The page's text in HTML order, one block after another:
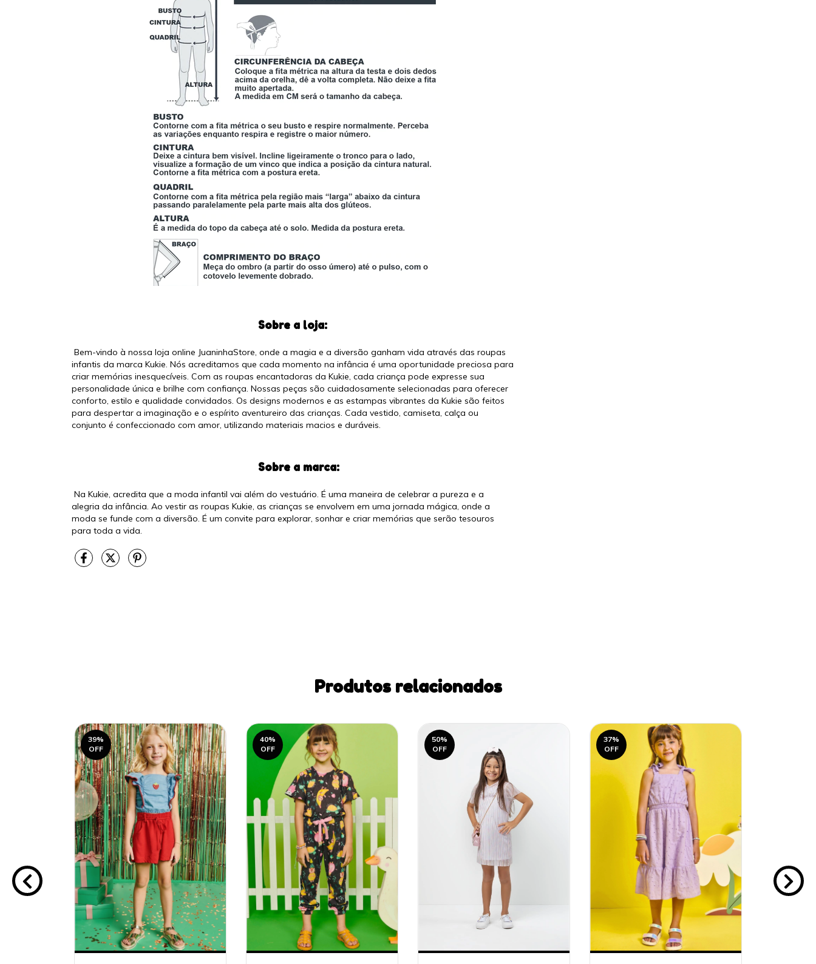
Sobre a loja:
Bem-vindo à nossa loja online JuaninhaStore, onde a magia e a diversão ganham vida através das roupas
infantis da marca Kukie. Nós acreditamos que cada momento na infância é uma oportunidade preciosa para
criar memórias inesquecíveis. Com as roupas encantadoras da Kukie, cada criança pode expresse sua
personalidade única e brilhe com confiança. Nossas peças são cuidadosamente selecionadas para oferecer
conforto, estilo e qualidade convidados. Os designs modernos e as estampas vibrantes da Kukie são feitos
para despertar a imaginação e o espírito aventureiro das crianças. Cada vestido, camiseta, calça ou
conjunto é confeccionado com amor, utilizando materiais macios e duráveis.
Sobre a marca:
Na Kukie, acredita que a moda infantil vai além do vestuário. É uma maneira de celebrar a pureza e a
alegria da infância. Ao vestir as roupas Kukie, as crianças se envolvem em uma jornada mágica, onde a
moda se funde com a diversão. É um convite para explorar, sonhar e criar memórias que serão tesouros
para toda a vida.
Produtos relacionados
39%
OFF
40%
OFF
50%
OFF
37%
OFF